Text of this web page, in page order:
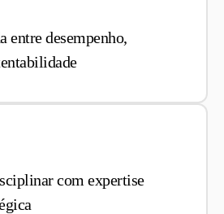
entre desempenho,
com expertise